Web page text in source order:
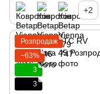
+2
Розпродаж
−63%
3
3